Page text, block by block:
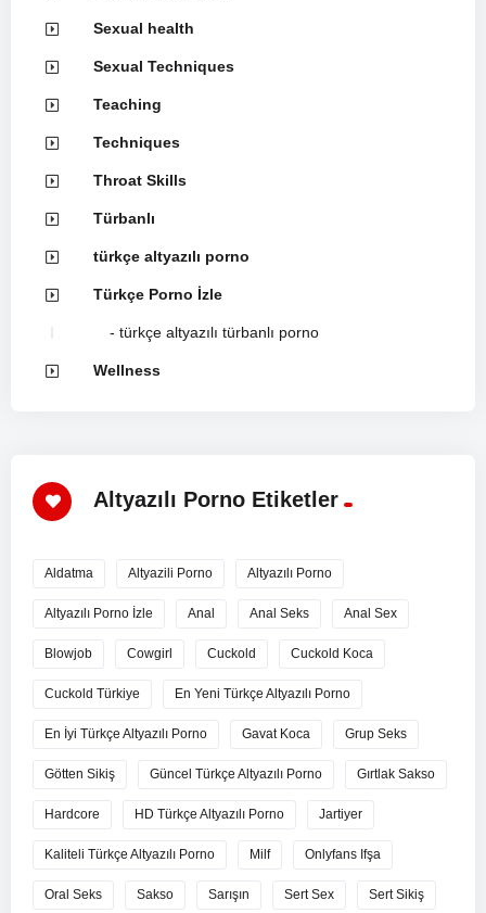
Sexual health
Sexual Techniques
Teaching
Techniques
Throat Skills
Türbanlı
türkçe altyazılı porno
Türkçe Porno İzle
türkçe altyazılı türbanlı porno
Wellness
Altyazılı Porno Etiketler
Aldatma Altyazili Porno Altyazılı Porno
Altyazılı Porno İzle Anal Anal Seks Anal Sex
Blowjob Cowgirl Cuckold Cuckold Koca
Cuckold Türkiye En Yeni Türkçe Altyazılı Porno
En İyi Türkçe Altyazılı Porno Gavat Koca Grup Seks
Götten Sikiş Güncel Türkçe Altyazılı Porno Gırtlak Sakso
Hardcore HD Türkçe Altyazılı Porno Jartiyer
Kaliteli Türkçe Altyazılı Porno Milf Onlyfans Ifşa
Oral Seks Sakso Sarışın Sert Sex Sert Sikiş